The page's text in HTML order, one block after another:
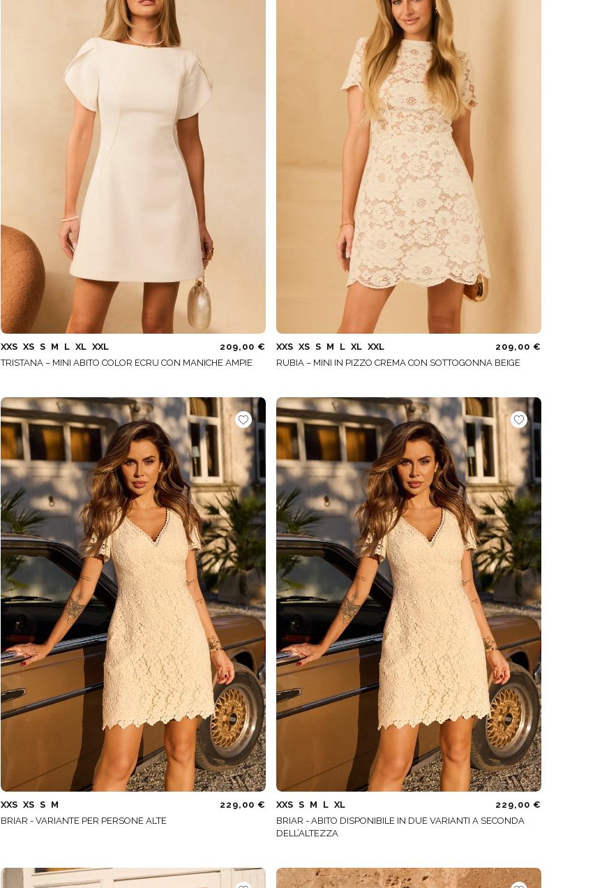
XXS XS S M L XL XXL
209,00 €
TRISTANA – MINI ABITO COLOR ECRU CON MANICHE AMPIE
XXS XS S M L XL XXL
209,00 €
RUBIA – MINI IN PIZZO CREMA CON SOTTOGONNA BEIGE
XXS XS S M
229,00 €
BRIAR - VARIANTE PER PERSONE ALTE
XXS S M L XL
229,00 €
BRIAR - ABITO DISPONIBILE IN DUE VARIANTI A SECONDA
DELL’ALTEZZA